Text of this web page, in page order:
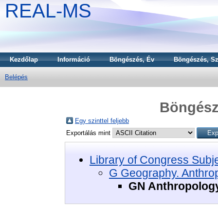
REAL-MS
Kezdőlap Információ Böngészés, Év Böngészés,
Belépés
Egy szinttel feljebb
Exportálás mint
Library of Congress
G Geography.
GN